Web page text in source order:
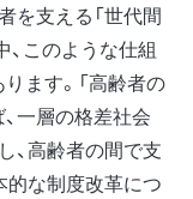
を支える「世代間
、このような仕組
ます。「高齢者の
一層の格差社会
、高齢者の間で支
的な制度改革につ